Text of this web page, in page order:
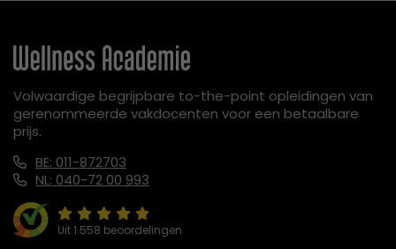
Volwaardige begrijpbare to-the-point opleidingen van
gerenommeerde vakdocenten voor een betaalbare
prijs.
BE: 011-872703
NL: 040-72 00 993
Uit 1.558 beoordelingen